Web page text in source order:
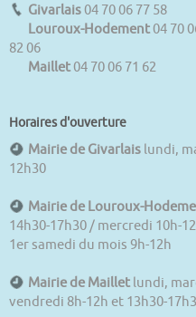
Givarlais 04 70 06 77 58
Louroux-Hodement 04 70
82 06
Maillet 04 70 06 71 62
Horaires d'ouverture
Mairie de Givarlais lundi,
12h30
Mairie de Louroux-
14h30-17h30 / mercredi 10h-
1er samedi du mois 9h-12h
Mairie de Maillet lundi,
vendredi 8h-12h et 13h30-